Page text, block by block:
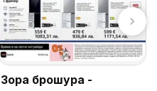
Зора брошура -